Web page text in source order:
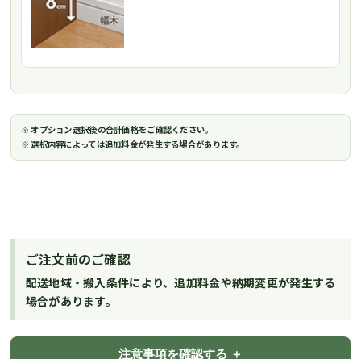
※ オプション選択後の合計価格をご確認ください。
※ 選択内容によっては追加料金が発生する場合があります。
ご注文前のご確認
配送地域・搬入条件により、追加料金や納期変更が発生する
場合があります。
注意事項を確認する